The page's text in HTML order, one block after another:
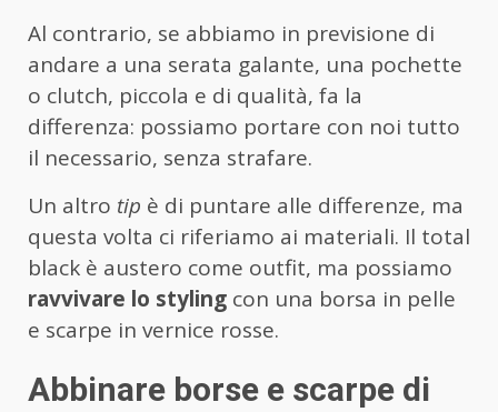
Al contrario, se abbiamo in previsione di
andare a una serata galante, una pochette
o clutch, piccola e di qualità, fa la
differenza: possiamo portare con noi tutto
il necessario, senza strafare.
Un altro tip è di puntare alle differenze, ma
questa volta ci riferiamo ai materiali. Il total
black è austero come outfit, ma possiamo
ravvivare lo styling con una borsa in pelle
e scarpe in vernice rosse.
Abbinare borse e scarpe di